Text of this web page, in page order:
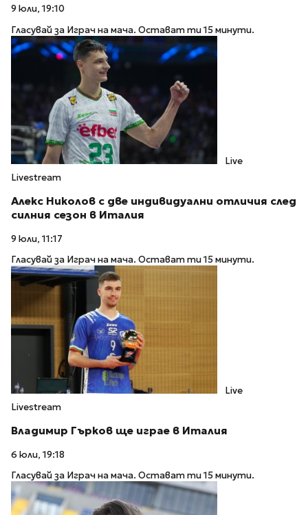
9 юли, 19:10
Гласувай за Играч на мача. Остават ти 15 минути.
Live
Livestream
Алекс Николов с две индивидуални отличия след
силния сезон в Италия
9 юли, 11:17
Гласувай за Играч на мача. Остават ти 15 минути.
Live
Livestream
Владимир Гърков ще играе в Италия
6 юли, 19:18
Гласувай за Играч на мача. Остават ти 15 минути.